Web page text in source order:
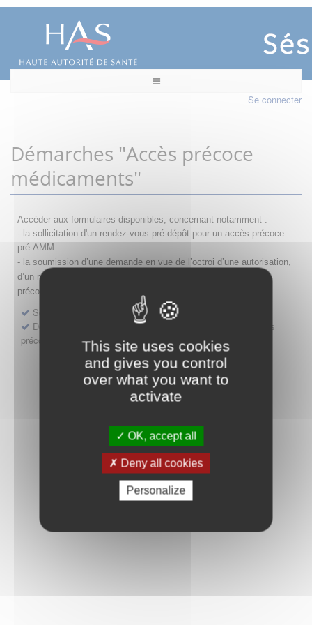
This site uses cookies
and gives you control
over what you want to
activate
OK, accept all
Deny all cookies
Personalize
Se connecter
Démarches "Accès précoce
médicaments"
Accéder aux formulaires disponibles, concernant notamment :
- la sollicitation d'un rendez-vous pré-dépôt pour un accès précoce
pré-AMM
- la soumission d’une demande en vue de l’octroi d’une autorisation,
d’un renouvellement, d’une modification ou d’un retrait d'accès
précoce
Sollicitation RDV pré-dépôt accès précoce pré-AMM
Déposer une demande ou faire évoluer une décision d'accès
précoce